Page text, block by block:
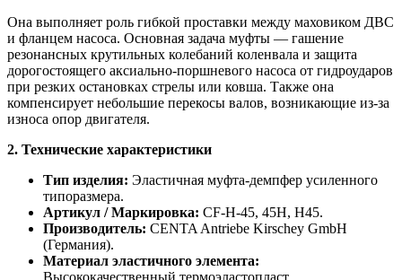
Она выполняет роль гибкой проставки между маховиком ДВС
и фланцем насоса. Основная задача муфты — гашение
резонансных крутильных колебаний коленвала и защита
дорогостоящего аксиально-поршневого насоса от гидроударов
при резких остановках стрелы или ковша. Также она
компенсирует небольшие перекосы валов, возникающие из-за
износа опор двигателя.
2. Технические характеристики
Тип изделия: Эластичная муфта-демпфер усиленного
типоразмера.
Артикул / Маркировка: CF-H-45, 45H, H45.
Производитель: CENTA Antriebe Kirschey GmbH
(Германия).
Материал эластичного элемента:
Высококачественный термоэластопласт